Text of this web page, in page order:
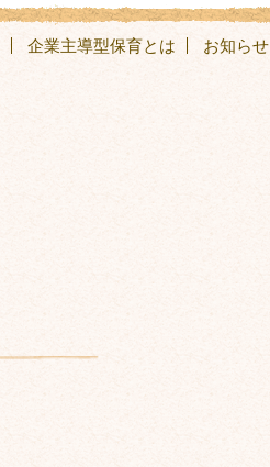
企業主導型保育とは お知らせ